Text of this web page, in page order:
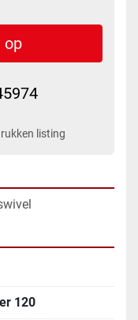
op
listing
120